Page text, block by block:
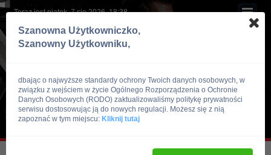
Teraz jest piątek, 7 sie 2026, 18:38
Szanowna Użytkowniczko,
Szanowny Użytkowniku,
dbając o najwyższe standardy ochrony Twoich danych osobowych, w
związku z wejściem w życie Ogólnego Rozporządzenia o Ochronie
Danych Osobowych (RODO) zaktualizowaliśmy politykę prywatności
serwisu dostosowując ją do nowych regulacji. Możesz się z nią
zapoznać w tym miejscu: Kliknij tutaj